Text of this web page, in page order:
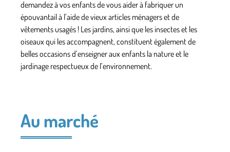
demandez à vos enfants de vous aider à fabriquer un
épouvantail à l’aide de vieux articles ménagers et de
vêtements usagés ! Les jardins, ainsi que les insectes et les
oiseaux qui les accompagnent, constituent également de
belles occasions d’enseigner aux enfants la nature et le
jardinage respectueux de l’environnement.
Au marché